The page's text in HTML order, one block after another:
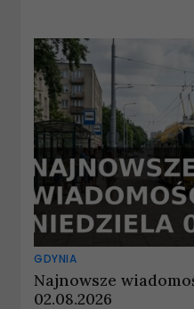
GDYNIA
Najnowsze
02.08.2026